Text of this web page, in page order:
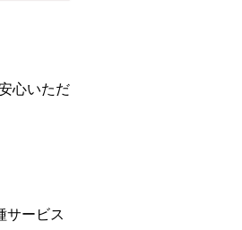
心いただ
サービス